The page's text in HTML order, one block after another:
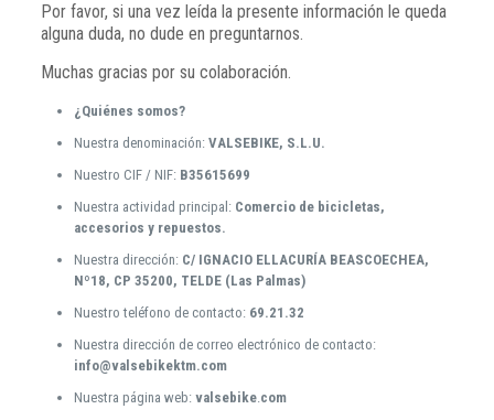
Por favor, si una vez leída la presente información le queda
alguna duda, no dude en preguntarnos.
Muchas gracias por su colaboración.
¿ Quiénes somos?
Nuestra denominación: VALSEBIKE, S.L.U.
Nuestro CIF / NIF: B35615699
Nuestra actividad principal:Comercio de bicicletas,
accesorios y repuestos.
Nuestra dirección: C/ IGNACIO ELLACURÍA BEASCOECHEA,
Nº18, CP 35200, TELDE (Las Palmas)
Nuestro teléfono de contacto: 69.21.32
Nuestra dirección de correo electrónico de contacto:
info@valsebikektm.com
Nuestra página web: valsebike.com